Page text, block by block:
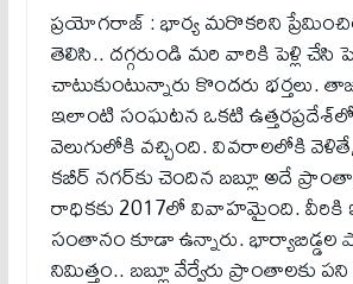
ప్ర‌యోగ‌రాజ్ : భార్య మరొకరిని
తెలిసి.. దగ్గరుండి మరి వారికి పెళ్లి చేసి
చాటుకుంటున్నారు కొందరు భర్తలు.
ఇలాంటి సంఘటన ఒకటి ఉత్తరప్రదేశ్‌లో
వెలుగులోకి వచ్చింది. వివ‌రాల‌లోకి
కబీర్ నగర్‌కు చెందిన బబ్లూ అదే
రాధికకు 2017లో వివాహమైంది. వీరికి
సంతానం కూడా ఉన్నారు.
నిమిత్తం.. బబ్లూ వేర్వేరు ప్రాంతాలకు